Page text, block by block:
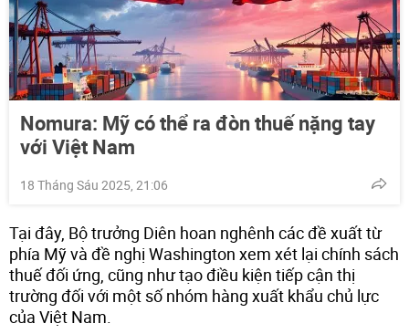
Nomura: Mỹ có thể ra đòn thuế nặng tay
với Việt Nam
18 Tháng Sáu 2025, 21:06
Tại đây, Bộ trưởng Diên hoan nghênh các đề xuất từ
phía Mỹ và đề nghị Washington xem xét lại chính sách
thuế đối ứng, cũng như tạo điều kiện tiếp cận thị
trường đối với một số nhóm hàng xuất khẩu chủ lực
của Việt Nam.